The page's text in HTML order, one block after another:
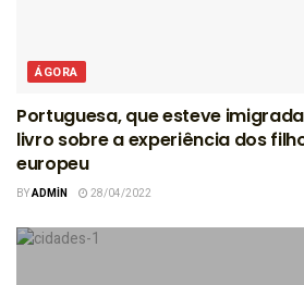
ÁGORA
Portuguesa, que esteve
livro sobre a experiência dos
europeu
BYADMIN 28/04/2022